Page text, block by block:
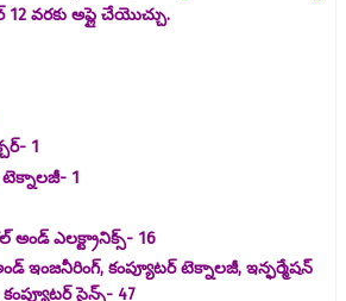
12 వరకు అప్లై చేయొచ్చు.
1
టెక్నాలజీ- 1
అండ్ ఎలక్ట్రానిక్స్- 16
ఇంజనీరింగ్, కంప్యూటర్ టెక్నాలజీ, ఇన్ఫర్మేషన్
సైన్స్- 47